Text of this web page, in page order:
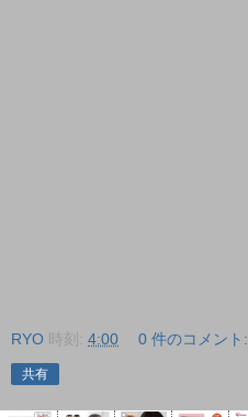
RYO 時刻: 4:00 0 件のコメント:
共有